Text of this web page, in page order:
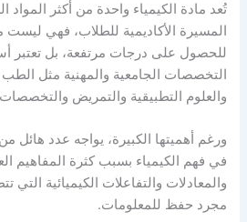
تُعد مادة الكيمياء واحدة من أكثر المواد
المسيرة الأكاديمية للطلاب، فهي
للحصول على درجات مرتفعة، بل تعتبر
التخصصات الجامعية والمهنية مثل الطب
والعلوم التطبيقية والتمريض
ورغم أهميتها الكبيرة، يواجه عدد هائل
في فهم الكيمياء بسبب كثرة المفاهيم
والمعادلات والتفاعلات الكيميائية
مجرد حفظ للمعلومات.